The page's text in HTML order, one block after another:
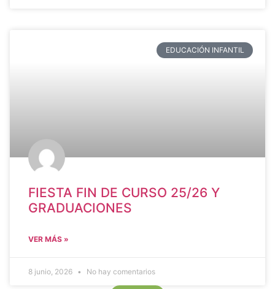
EDUCACIÓN INFANTIL
FIESTA FIN DE CURSO 25/26 Y
GRADUACIONES
VER MÁS »
8 junio, 2026 No hay comentarios